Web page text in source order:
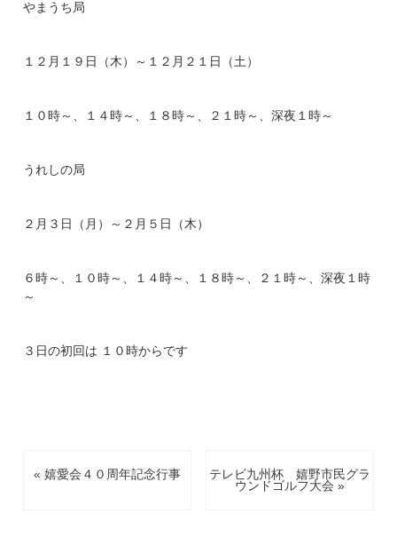
やまうち局
１２月１９日（木）～１２月２１日（土）
１０時～、１４時～、１８時～、２１時～、深夜１時～
うれしの局
２月３日（月）～２月５日（木）
６時～、１０時～、１４時～、１８時～、２１時～、深夜１時
～
３日の初回は １０時からです
« 嬉愛会４０周年記念行事
テレビ九州杯 嬉野市民グラ
ウンドゴルフ大会 »